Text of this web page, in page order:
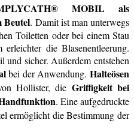
MOBIL als
Beutel. Damit ist man unterwegs
Toiletten oder bei einem Stau
die Blasenentleerung.
sicher. Außerdem entstehen
bei der Anwendung.Halteösen
Hollister, die Griffigkeit bei
. Eine aufgedruckte
ermöglicht die Bestimmung der